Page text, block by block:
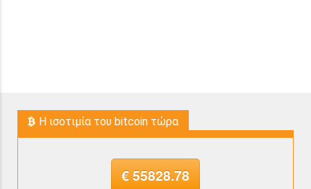
H ισοτιμία του bitcoin τώρα
€ 55828.78